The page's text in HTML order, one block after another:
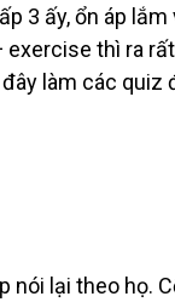
3 ấy, ổn áp
thì ra
làm các quiz
nói lại theo họ.